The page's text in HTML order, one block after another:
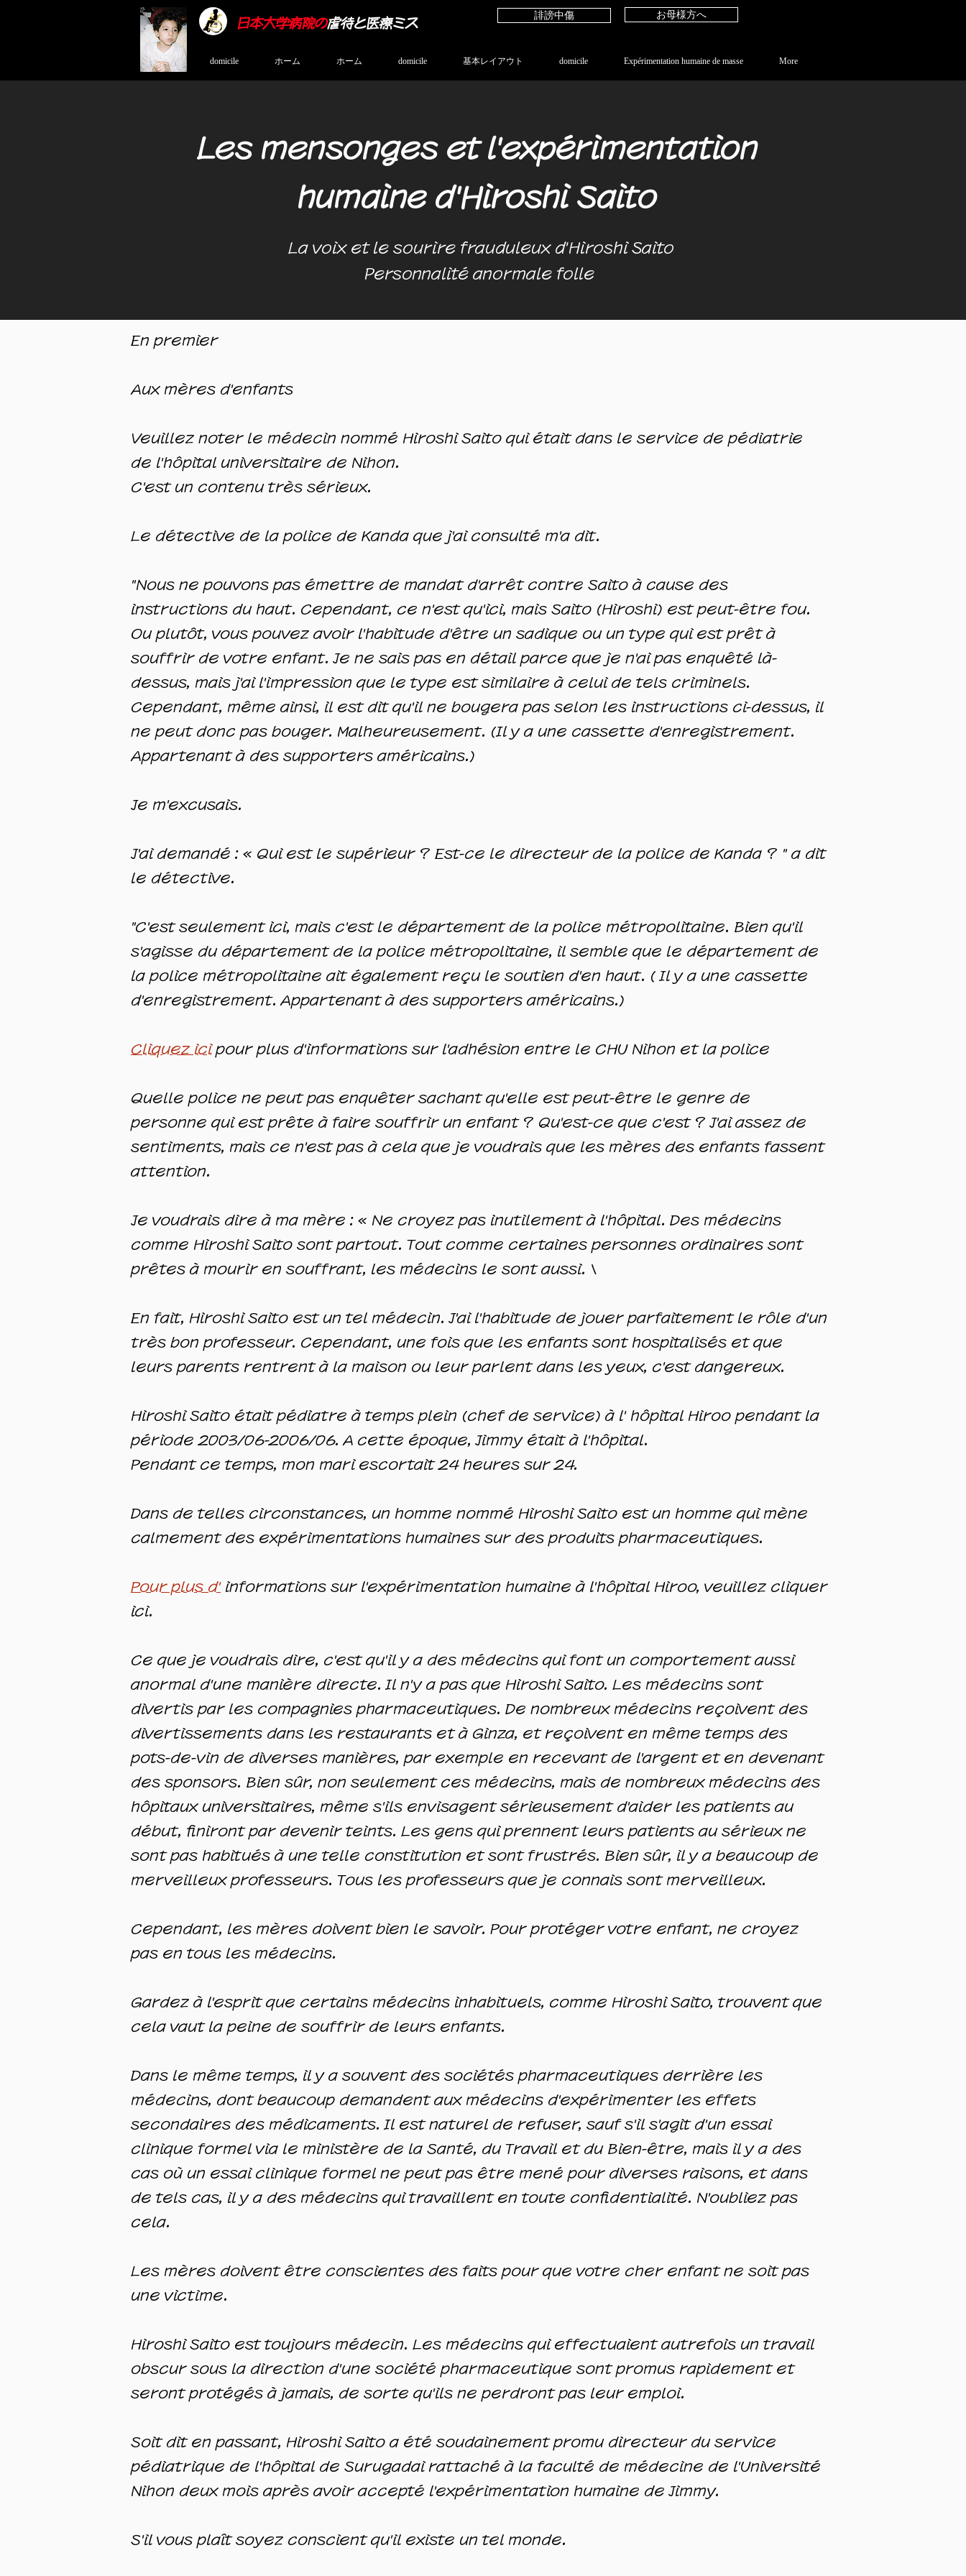
日本大学病院の虐待と医療ミス
誹謗中傷 お母様方へ
domicile ホーム ホーム domicile 基本レイアウト domicile Expérimentation humaine de masse More
Les mensonges et l'expérimentation
humaine d'Hiroshi Saito
La voix et le sourire frauduleux d'Hiroshi Saito
Personnalité anormale folle
En premier
Aux mères d'enfants
Veuillez noter le médecin nommé Hiroshi Saito qui était dans le service de pédiatrie
de l'hôpital universitaire de Nihon.
C'est un contenu très sérieux.
Le détective de la police de Kanda que j'ai consulté m'a dit.
"Nous ne pouvons pas émettre de mandat d'arrêt contre Saito à cause des
instructions du haut. Cependant, ce n'est qu'ici, mais Saito (Hiroshi) est peut-être fou.
Ou plutôt, vous pouvez avoir l'habitude d'être un sadique ou un type qui est prêt à
souffrir de votre enfant. Je ne sais pas en détail parce que je n'ai pas enquêté là-
dessus, mais j'ai l'impression que le type est similaire à celui de tels criminels.
Cependant, même ainsi, il est dit qu'il ne bougera pas selon les instructions ci-dessus, il
ne peut donc pas bouger. Malheureusement. (Il y a une cassette d'enregistrement.
Appartenant à des supporters américains.)
Je m'excusais.
J'ai demandé : « Qui est le supérieur ? Est-ce le directeur de la police de Kanda ? " a dit
le détective.
"C'est seulement ici, mais c'est le département de la police métropolitaine. Bien qu'il
s'agisse du département de la police métropolitaine, il semble que le département de
la police métropolitaine ait également reçu le soutien d'en haut. ( Il y a une cassette
d'enregistrement. Appartenant à des supporters américains.)
Cliquez icipour plus d'informations sur l'adhésion entre le CHU Nihon et la police
Quelle police ne peut pas enquêter sachant qu'elle est peut-être le genre de
personne qui est prête à faire souffrir un enfant ? Qu'est-ce que c'est ? J'ai assez de
sentiments, mais ce n'est pas à cela que je voudrais que les mères des enfants fassent
attention.
Je voudrais dire à ma mère : « Ne croyez pas inutilement à l'hôpital. Des médecins
comme Hiroshi Saito sont partout. Tout comme certaines personnes ordinaires sont
prêtes à mourir en souffrant, les médecins le sont aussi. \
En fait, Hiroshi Saito est un tel médecin. J'ai l'habitude de jouer parfaitement le rôle d'un
très bon professeur. Cependant, une fois que les enfants sont hospitalisés et que
leurs parents rentrent à la maison ou leur parlent dans les yeux, c'est dangereux.
Hiroshi Saito étaitpédiatre à temps plein (chef de service) à l' hôpital Hiroo pendant la
période 2003/06-2006/06. A cette époque, Jimmy était à l'hôpital.
Pendant ce temps, mon mari escortait 24 heures sur 24.
Dans de telles circonstances, un homme nommé Hiroshi Saito est un homme qui mène
calmement des expérimentations humaines sur des produits pharmaceutiques.
Pour plus d'informations sur l'expérimentation humaine à l'hôpital Hiroo, veuillez cliquer
ici.
Ce que je voudrais dire, c'est qu'il y a des médecins qui font un comportement aussi
anormal d'une manière directe. Il n'y a pas que Hiroshi Saito. Les médecins sont
divertis par les compagnies pharmaceutiques. De nombreux médecins reçoivent des
divertissements dans les restaurants et à Ginza, et reçoivent en même temps des
pots-de-vin de diverses manières, par exemple en recevant de l'argent et en devenant
des sponsors. Bien sûr, non seulement ces médecins, mais de nombreux médecins des
hôpitaux universitaires, même s'ils envisagent sérieusement d'aider les patients au
début, finiront par devenir teints. Les gens qui prennent leurs patients au sérieux ne
sont pas habitués à une telle constitution et sont frustrés. Bien sûr, il y a beaucoup de
merveilleux professeurs. Tous les professeurs que je connais sont merveilleux.
Cependant, les mères doivent bien le savoir. Pour protéger votre enfant, ne croyez
pas en tous les médecins.
Gardez à l'esprit que certains médecins inhabituels, comme Hiroshi Saito, trouvent que
cela vaut la peine de souffrir de leurs enfants.
Dans le même temps, il y a souvent des sociétés pharmaceutiques derrière les
médecins, dont beaucoup demandent aux médecins d'expérimenter les effets
secondaires des médicaments. Il est naturel de refuser, sauf s'il s'agit d'un essai
clinique formel via le ministère de la Santé, du Travail et du Bien-être, mais il y a des
cas où un essai clinique formel ne peut pas être mené pour diverses raisons, et dans
de tels cas, il y a des médecins qui travaillent en toute confidentialité. N'oubliez pas
cela.
Les mères doivent être conscientes des faits pour que votre cher enfant ne soit pas
une victime.
Hiroshi Saito est toujours médecin. Les médecins qui effectuaient autrefois un travail
obscur sous la direction d'une société pharmaceutique sont promus rapidement et
seront protégés à jamais, de sorte qu'ils ne perdront pas leur emploi.
Soit dit en passant, Hiroshi Saito a été soudainement promu directeur du service
pédiatrique de l'hôpital de Surugadai rattaché à la faculté de médecine de l'Université
Nihon deux mois après avoir accepté l'expérimentation humaine de Jimmy.
S'il vous plaît soyez conscient qu'il existe un tel monde.